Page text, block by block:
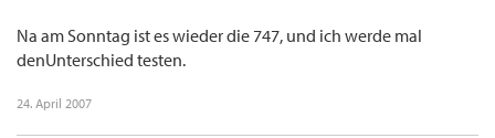
Na am Sonntag ist es wieder die 747, und ich werde mal
denUnterschied testen.
24. April 2007